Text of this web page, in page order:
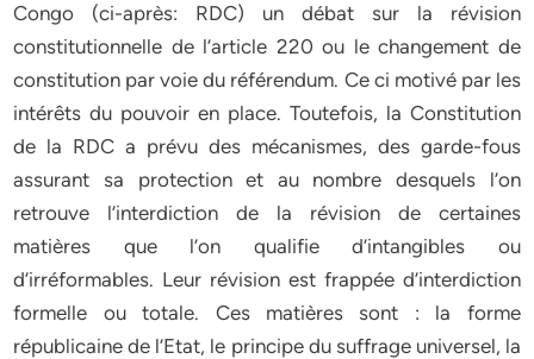
Congo (ci-après: RDC) un débat sur la révision
constitutionnelle de l’article 220 ou le changement de
constitution par voie du référendum. Ce ci motivé par les
intérêts du pouvoir en place. Toutefois, la Constitution
de la RDC a prévu des mécanismes, des garde-fous
assurant sa protection et au nombre desquels l’on
retrouve l’interdiction de la révision de certaines
matières que l’on qualifie d’intangibles ou
d’irréformables. Leur révision est frappée d’interdiction
formelle ou totale. Ces matières sont : la forme
républicaine de l’Etat, le principe du suffrage universel, la